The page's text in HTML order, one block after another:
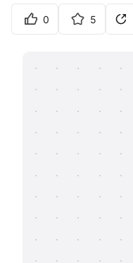
企业服务
支持
帮助中心
0 5